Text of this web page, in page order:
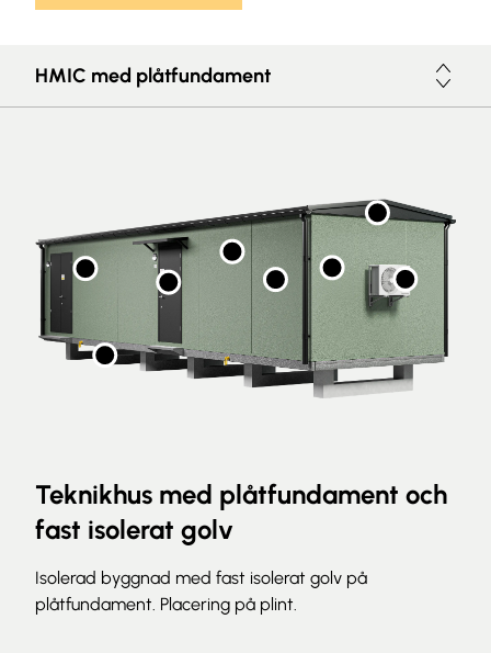
HMIC med plåtfundament
Teknikhus med plåtfundament och
fast isolerat golv
Isolerad byggnad med fast isolerat golv på
plåtfundament. Placering på plint.